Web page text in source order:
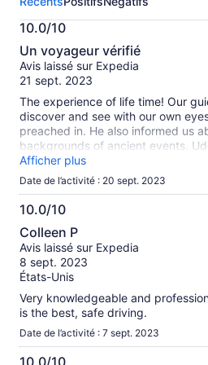
sur
cette
activité.
Plus
de
renseignements
les
avis
vérifiés
10.0/10
10.0
sur
10
Un voyageur vérifié
Avis laissé sur Expedia
21 sept. 2023
The experience of life time! Our
discover and see with our own
preached in. He also informed us
backgrounds of ancient events.
group carefully and helped in
Afficher plus
Date de l’activité : 20 sept. 2023
10.0/10
10.0
sur
10
Colleen P
Avis laissé sur Expedia
8 sept. 2023
États-Unis
Very knowledgeable and
is the best, safe driving.
Date de l’activité : 7 sept. 2023